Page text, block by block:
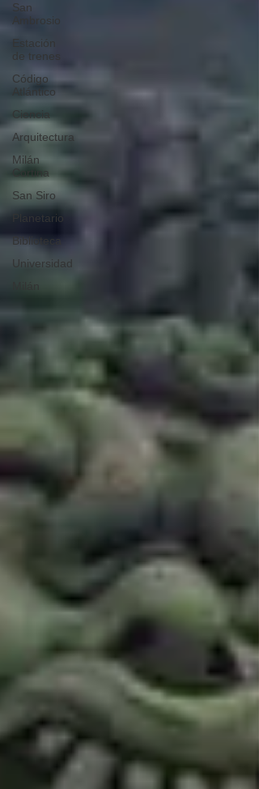
San
Ambrosio
Estación
de trenes
Código
Atlántico
Ciencia
Arquitectura
Milán
Cortina
San Siro
Planetario
Biblioteca
Universidad